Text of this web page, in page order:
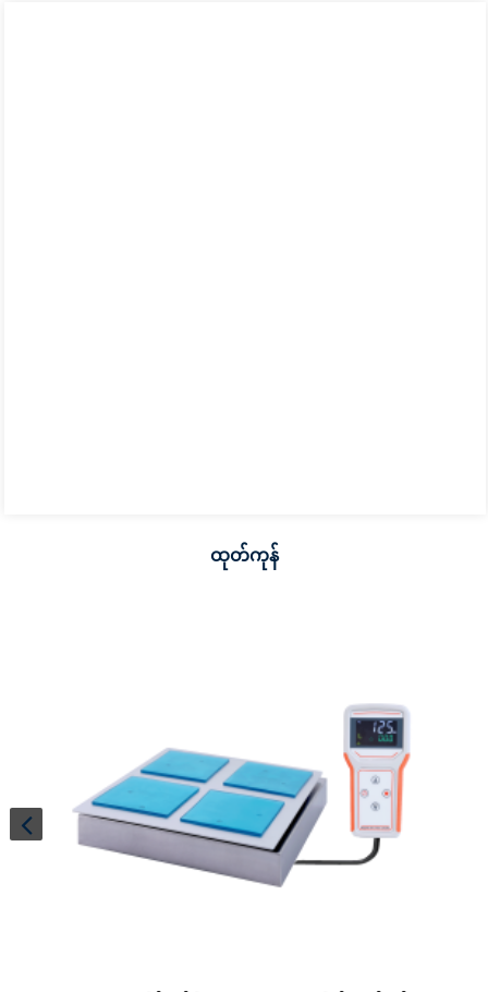
ထုတ်ကုန်